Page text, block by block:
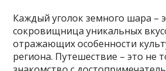
Каждый уголок земного шара –
сокровищница уникальных
отражающих особенности
региона. Путешествие – это не